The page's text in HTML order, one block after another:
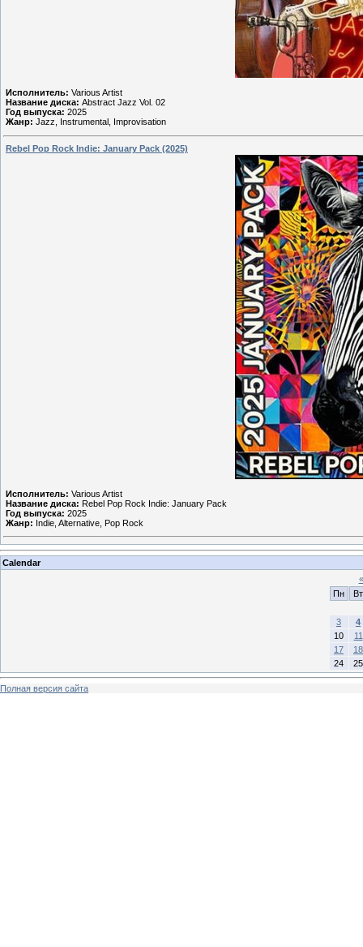
Исполнитель: Various Artist
Название диска: Abstract Jazz Vol. 02
Год выпуска: 2025
Жанр: Jazz, Instrumental, Improvisation
Rebel Pop Rock Indie: January Pack (2025)
Исполнитель: Various Artist
Название диска: Rebel Pop Rock Indie: January Pack
Год выпуска: 2025
Жанр: Indie, Alternative, Pop Rock
Calendar
«
Пн
Вт
3
4
10
11
17
18
24
25
Полная версия сайта